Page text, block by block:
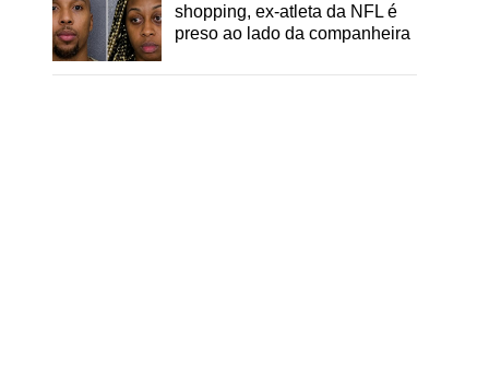
shopping, ex-atleta da NFL é
preso ao lado da companheira